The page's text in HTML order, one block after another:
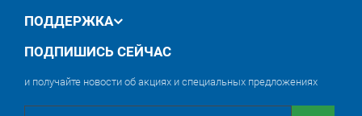
ПОДДЕРЖКА
ПОДПИШИСЬ СЕЙЧАС
и получайте новости об акциях и специальных предложениях